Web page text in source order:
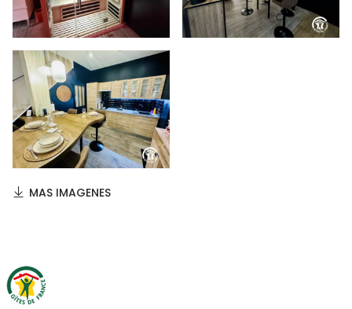
MAS IMAGENES